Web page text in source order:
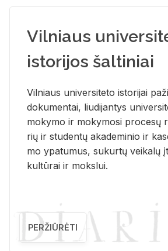
Vilniaus
istorijos šaltiniai
Vil­niaus uni­ver­si­te­to is­to­ri­jai
do­ku­men­tai, liu­di­jan­tys
mo­ky­mo ir mo­ky­mo­si pro­ce­sų
rių ir stu­den­tų aka­de­mi­nio ir
mo ypa­tu­mus, su­kur­tų vei­ka­lų
kul­tū­rai ir moks­lui.
PERŽIŪRĖTI